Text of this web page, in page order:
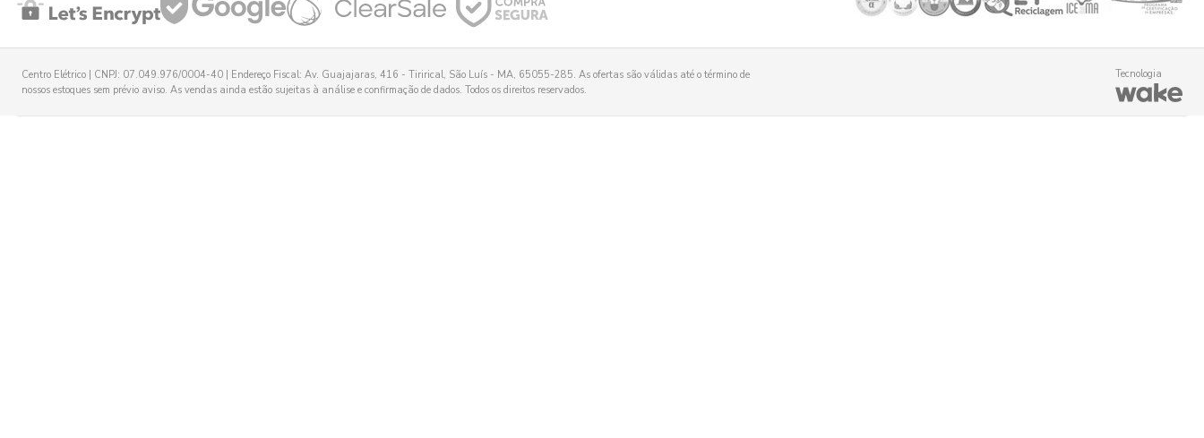
Centro Elétrico | CNPJ: 07.049.976/0004-40 | Endereço Fiscal: Av. Guajajaras, 416 - Tirirical, São Luís - MA, 65055-285. As ofertas são válidas até o término de
nossos estoques sem prévio aviso. As vendas ainda estão sujeitas à análise e confirmação de dados. Todos os direitos reservados.
Tecnologia